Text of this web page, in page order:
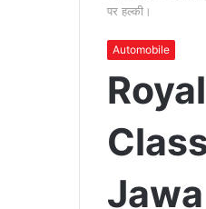
पर हल्की।
Automobile
Jawa